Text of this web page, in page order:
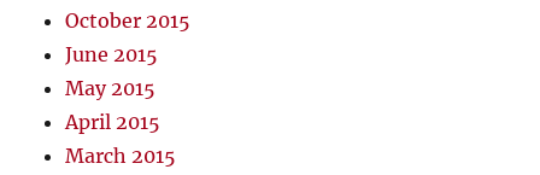
October 2015
June 2015
May 2015
April 2015
March 2015